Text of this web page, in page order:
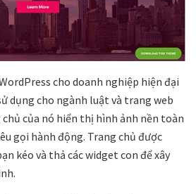
cho doanh nghiệp hiện đại
dụng cho ngành luật và trang web
của nó hiển thị hình ảnh nền toàn
gọi hành động. Trang chủ được
kéo và thả các widget con để xây